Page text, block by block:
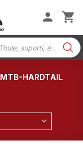
MTB-HARDTAIL